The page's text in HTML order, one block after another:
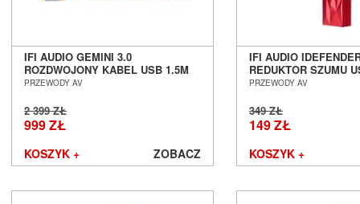
IFI AUDIO GEMINI 3.0
ROZDWOJONY KABEL USB 1.5M
SALON POZNAŃ WROCŁAW
PRZEWODY AV
2 399 ZŁ
999 ZŁ
KOSZYK + ZOBACZ
IFI AUDIO
REDUKTOR SZUMU
POZNAŃ WROCŁAW
PRZEWODY AV
349 ZŁ
149 ZŁ
KOSZYK +